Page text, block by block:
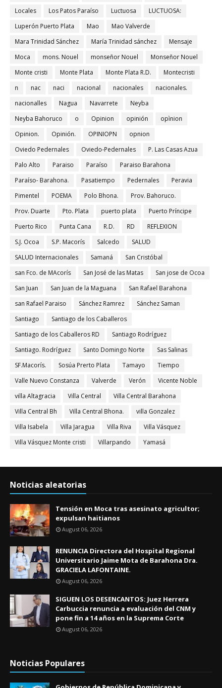
Locales
Los Patos Paraíso Luctuosa
LUCTUOSA:
Luperón Puerto Plata
Mao
Mao Valverde
Mara Trinidad Sánchez
María Trinidad sánchez
Mensaje
Moca
mons. Nouel monseñor Nouel
Monseñor Nouel
Monte cristi
Monte Plata Monte Plata R.D.
Montecristi
n
nac naci nacional nacionales
nacionales.
nacionalles
Nagua Navarrete
Neyba
Neyba Bahoruco
o Opinion opinión
opìnion
Opinion.
Opinión. OPINIOPN
opnion
Oviedo Pedernales
Oviedo-Pedernales
P. Las Casas Azua
Palo Alto
Paraiso Paraíso
Paraiso Barahona
Paraíso- Barahona.
Pasatiempo Pedernales
Peravia
Pimentel
POEMA Polo Bhona.
Prov. Bahoruco.
Prov. Duarte
Pto. Plata puerto plata
Puerto Príncipe
Puerto Rico
Punta Cana R.D. RD
REFLEXION
S.J. Ocoa
S.P. Macorís Salcedo
SALUD
SALUD Internacionales
Samaná
San Cristóbal
san Fco. de MAcorís
San José de las Matas
San jose de Ocoa
San Juan
San Juan de la Maguana
San Rafael Barahona
san Rafael Paraiso
Sánchez Ramrez
Sánchez Saman
Santiago
Santiago de los Caballeros
Santiago de los Caballeros RD
Santiago Rodríguez
Santiago. Rodríguez
Santo Domingo Norte
Sas Salinas
SF.Macorís.
Sosúa Prerto Plata Tamayo
Tiempo
Valle Nuevo Constanza
Valverde Verón
Vicente Noble
villa Altagracia
Villa Central
Villa Central Barahona
Villa Central Bh
Villa Central Bhona.
villa Gonzalez
Villa Isabela
Villa Jaragua Villa Riva
Villa Vásquez
Villa Vásquez Monte cristi
Villarpando Yamasá
Noticias aleatorias
Tensión en Moca tras asesinato agricultor;
expulsan haitianos
August 06, 2026
RENUNCIA Directora del Hospital Regional
Universitario Jaime Mota de Barahona Dra.
GRACIELA LAFONTAINE.
August 06, 2026
SIGUEN LOS DESENCANTOS: Juez Herrera
Carbuccia renuncia a evaluación del CNM y
pone fin a 14 años en la Suprema Corte
August 06, 2026
Noticias Populares